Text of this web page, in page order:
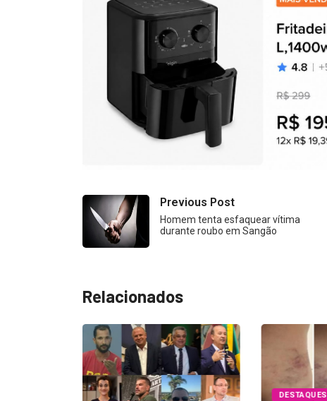
Previous Post
Homem tenta esfaquear vítima
durante roubo em Sangão
Relacionados
DESTAQUES